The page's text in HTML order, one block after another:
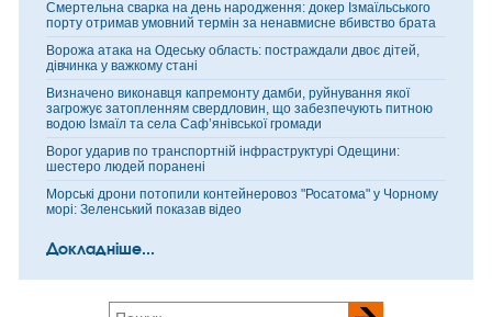
Смертельна сварка на день народження: докер Ізмаїльського
порту отримав умовний термін за ненавмисне вбивство брата
Ворожа атака на Одеську область: постраждали двоє дітей,
дівчинка у важкому стані
Визначено виконавця капремонту дамби, руйнування якої
загрожує затопленням свердловин, що забезпечують питною
водою Ізмаїл та села Саф’янівської громади
Ворог ударив по транспортній інфраструктурі Одещини:
шестеро людей поранені
Морські дрони потопили контейнеровоз "Росатома" у Чорному
морі: Зеленський показав відео
Докладніше...